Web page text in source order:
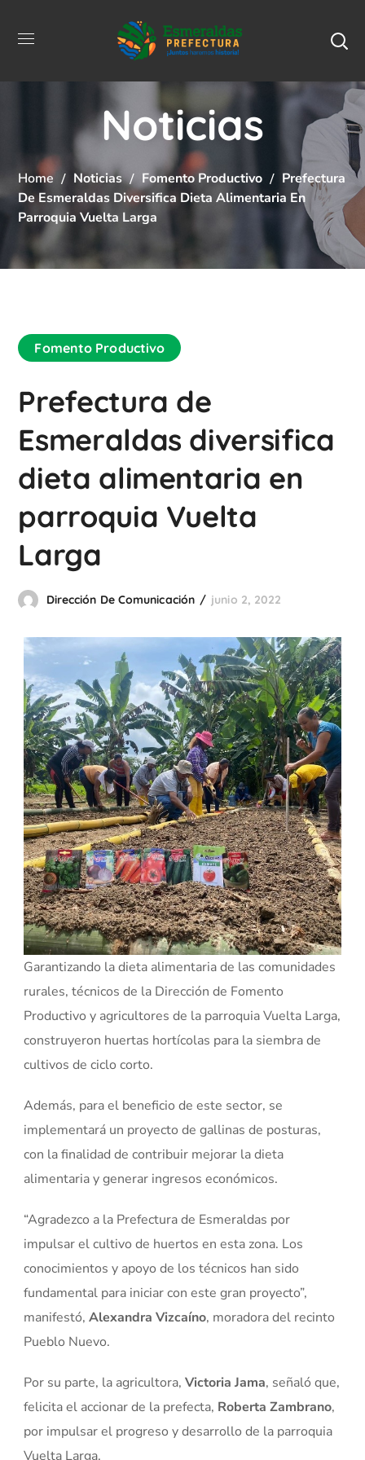
Noticias
Home Noticias Fomento Productivo
Prefectura
De Esmeraldas Diversifica Dieta Alimentaria En
Parroquia Vuelta Larga
Fomento Productivo
Prefectura de
Esmeraldas diversifica
dieta alimentaria en
parroquia Vuelta
Larga
Dirección De Comunicación junio 2, 2022
Garantizando la dieta alimentaria de las comunidades
rurales, técnicos de la Dirección de Fomento
Productivo y agricultores de la parroquia Vuelta Larga,
construyeron huertas hortícolas para la siembra de
cultivos de ciclo corto.
Además, para el beneficio de este sector, se
implementará un proyecto de gallinas de posturas,
con la finalidad de contribuir mejorar la dieta
alimentaria y generar ingresos económicos.
“Agradezco a la Prefectura de Esmeraldas por
impulsar el cultivo de huertos en esta zona. Los
conocimientos y apoyo de los técnicos han sido
fundamental para iniciar con este gran proyecto”,
manifestó,Alexandra Vizcaíno, moradora del recinto
Pueblo Nuevo.
Por su parte, la agricultora,Victoria Jama, señaló que,
felicita el accionar de la prefecta, Roberta Zambrano,
por impulsar el progreso y desarrollo de la parroquia
Vuelta Larga.